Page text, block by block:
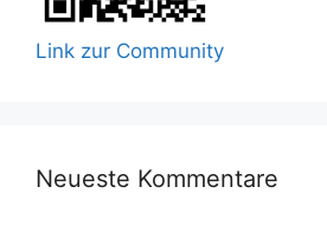
Link zur Community
Neueste Kommentare